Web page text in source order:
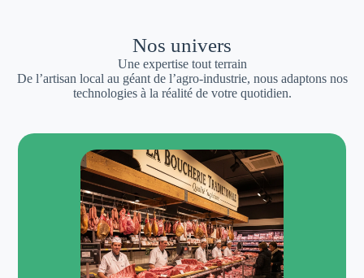
Nos univers
Une expertise tout terrain
De l’artisan local au géant de l’agro-industrie, nous adaptons nos
technologies à la réalité de votre quotidien.